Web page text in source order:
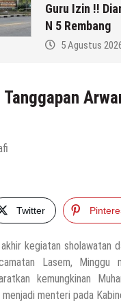
Guru Izin !!
N 5 Rembang
5 Agustus
Twitter
kegiatan sholawatan
Lasem,
kemungkinan
menjadi menteri pada